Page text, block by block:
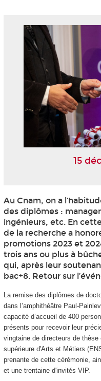
15
Au Cnam, on a
des diplômes :
ingénieurs, etc. En
de la recherche a
promotions 2023 et
trois ans ou plus à
qui, après leur
bac+8. Retour sur
La remise des diplômes de
dans l’amphithéâtre Paul-
capacité d’accueil de 400
présents pour recevoir leur
vingtaine de directeurs de thèse
supérieure d'Arts et Métiers
prenante de cette cérémonie,
et une trentaine d'invités VIP.